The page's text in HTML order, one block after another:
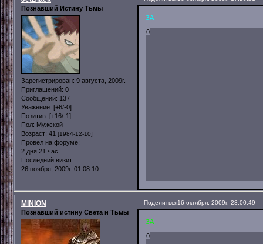
Познавший Истину Тьмы
Зарегистрирован: 9 августа, 2009г.
Приглашений: 0
Сообщений: 137
Уважение: [+6/-0]
Позитив: [+16/-1]
Пол: Мужской
Возраст: 41 [1984-12-10]
Провел на форуме:
2 дня 21 час
Последний визит:
26 ноября, 2009г. 01:08:10
ЗА
0
Поделиться16 октября, 2009г. 23:00:49
MINION
Познавший истину Света и Тьмы
ЗА
0